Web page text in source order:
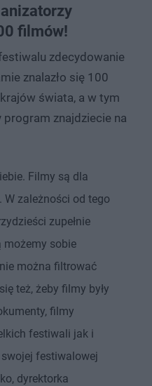
filmów!
zdecydowanie
znalazło się 100
świata, a w tym
znajdziecie na
Filmy są dla
zależności od tego
zupełnie
możemy sobie
można filtrować
też, żeby filmy były
filmy
festiwali jak i
festiwalowej
dyrektorka